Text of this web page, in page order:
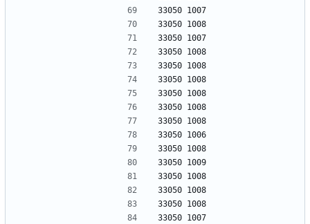
33050 1007
33050 1008
33050 1007
33050 1008
33050 1008
33050 1008
33050 1008
33050 1008
33050 1008
33050 1006
33050 1008
33050 1009
33050 1008
33050 1008
33050 1008
33050 1007